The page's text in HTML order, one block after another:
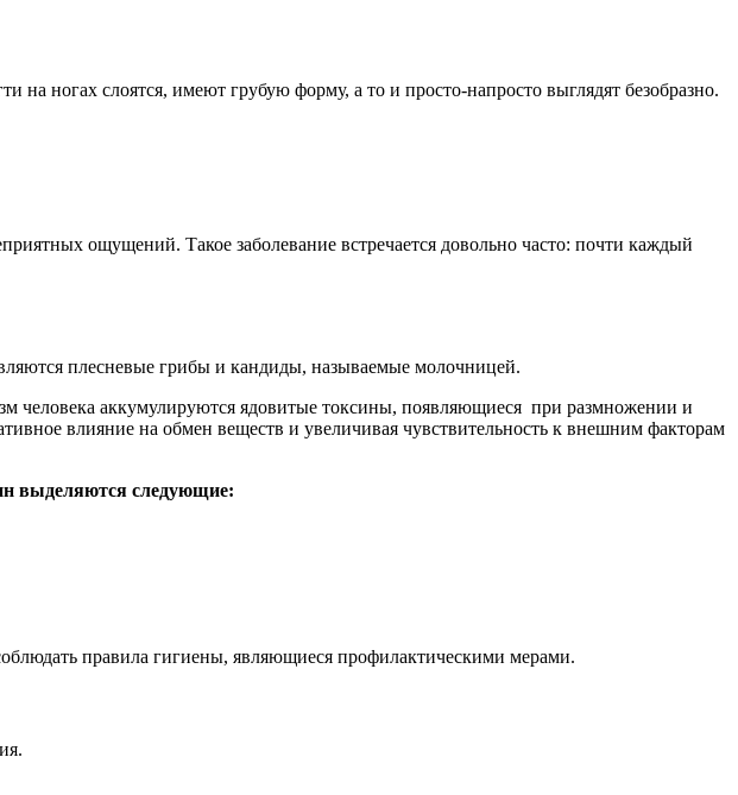
ногах слоятся, имеют грубую форму, а то и просто-напросто выглядят безобразно.
ощущений. Такое заболевание встречается довольно часто: почти каждый
плесневые грибы и кандиды, называемые молочницей.
человека аккумулируются ядовитые токсины, появляющиеся при размножении и
влияние на обмен веществ и увеличивая чувствительность к внешним факторам
выделяются следующие:
правила гигиены, являющиеся профилактическими мерами.